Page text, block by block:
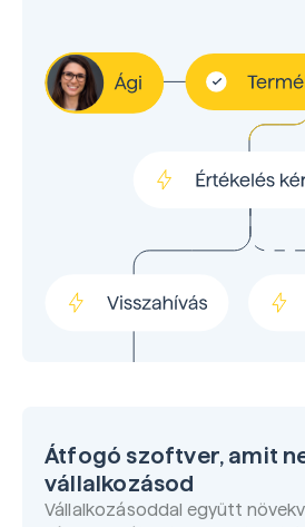
Átfogó szoftver, amit
vállalkozásod
Vállalkozásoddal együtt